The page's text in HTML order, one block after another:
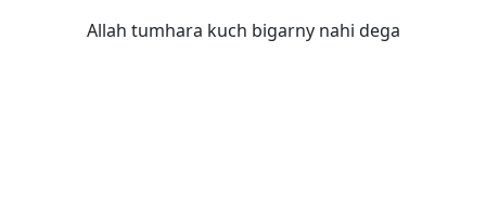
Allah tumhara kuch bigarny nahi dega